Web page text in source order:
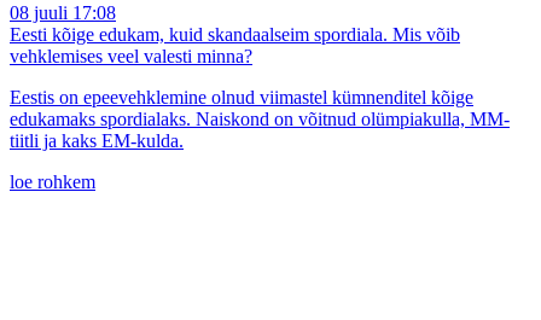
08 juuli 17:08
Eesti kõige edukam, kuid skandaalseim spordiala. Mis võib
vehklemises veel valesti minna?
Eestis on epeevehklemine olnud viimastel kümnenditel kõige
edukamaks spordialaks. Naiskond on võitnud olümpiakulla, MM-
tiitli ja kaks EM-kulda.
loe rohkem